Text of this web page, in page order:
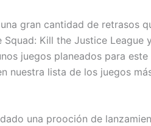
gran cantidad de retrasos
Squad: Kill the Justice League
juegos planeados para
nuestra lista de los juegos
una prooción de